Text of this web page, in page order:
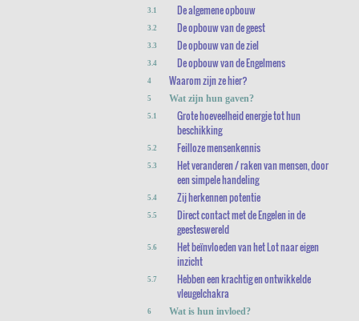
3.1 De algemene opbouw
3.2 De opbouw van de geest
3.3 De opbouw van de ziel
3.4 De opbouw van de Engelmens
4 Waarom zijn ze hier?
5 Wat zijn hun gaven?
5.1
Grote hoeveelheid energie tot hun
beschikking
5.2 Feilloze mensenkennis
5.3
Het veranderen / raken van mensen, door
een simpele handeling
5.4 Zij herkennen potentie
5.5
Direct contact met de Engelen in de
geesteswereld
5.6
Het beïnvloeden van het Lot naar eigen
inzicht
5.7
Hebben een krachtig en ontwikkelde
vleugelchakra
6 Wat is hun invloed?